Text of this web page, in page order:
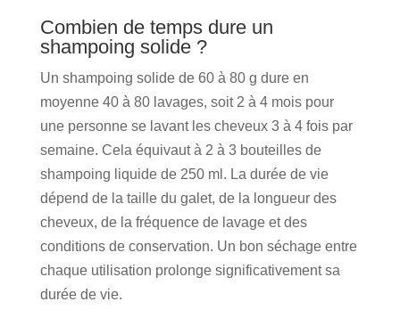
Combien de temps dure un
shampoing solide ?
Un shampoing solide de 60 à 80 g dure en
moyenne 40 à 80 lavages, soit 2 à 4 mois pour
une personne se lavant les cheveux 3 à 4 fois par
semaine. Cela équivaut à 2 à 3 bouteilles de
shampoing liquide de 250 ml. La durée de vie
dépend de la taille du galet, de la longueur des
cheveux, de la fréquence de lavage et des
conditions de conservation. Un bon séchage entre
chaque utilisation prolonge significativement sa
durée de vie.